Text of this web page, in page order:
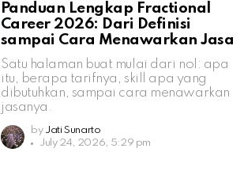
Panduan Lengkap Fractional
Career 2026: Dari Definisi
sampai Cara Menawarkan Jasa
Satu halaman buat mulai dari nol: apa
itu, berapa tarifnya, skill apa yang
dibutuhkan, sampai cara menawarkan
jasanya.
by Jati Sunarto
July 24, 2026, 5:29 pm